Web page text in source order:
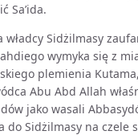
Sa’ida.
Sidżilmasy
wymyka się z
plemienia
Abu Abd Allah
jako wasali
do Sidżilmasy na czele